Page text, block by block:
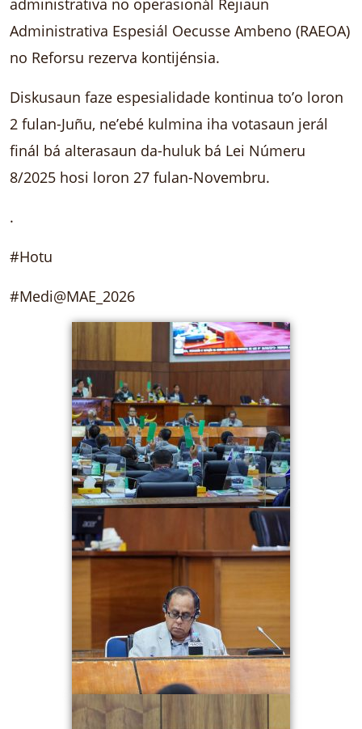
Administrativa Espesiál Oecusse Ambeno (RAEOA)
no Reforsu rezerva kontijénsia.
Diskusaun faze espesialidade kontinua to’o loron
2 fulan-Juñu, ne’ebé kulmina iha votasaun jerál
finál bá alterasaun da-huluk bá Lei Númeru
8/2025 hosi loron 27 fulan-Novembru.
.
#Hotu
#Medi@MAE_2026